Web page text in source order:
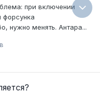
при включении
форсунка
нужно менять. Антара...